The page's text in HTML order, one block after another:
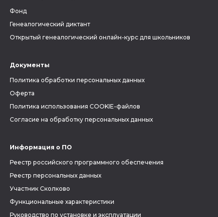
Фонд
Генеалогический диктант
Открытый генеалогический онлайн-курс для школьников
Документы
Политика обработки персональных данных
Оферта
Политика использования COOKIE-файлов
Согласие на обработку персональных данных
Информация о ПО
Реестр российского программного обеспечения
Реестр персональных данных
Участник Сколково
Функциональные характеристики
Руководство по установке и эксплуатации